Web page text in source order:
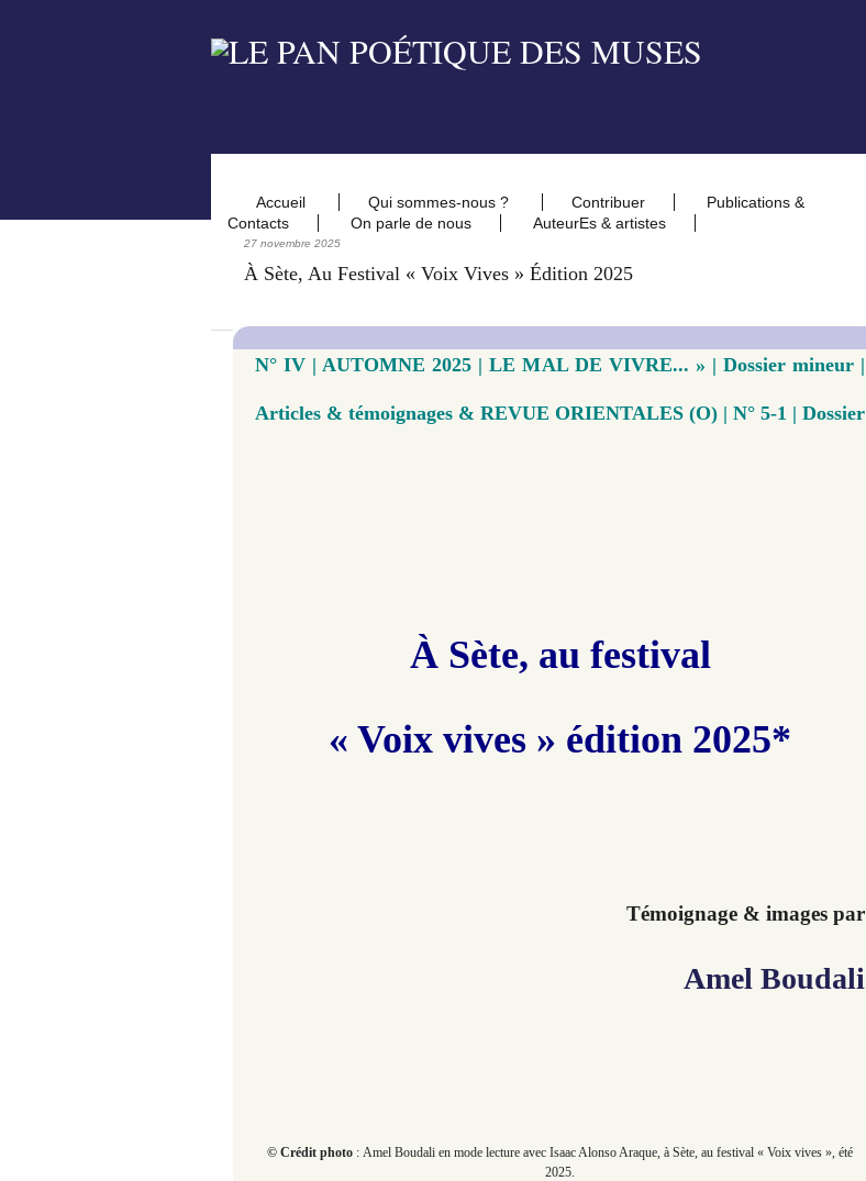
Accueil Qui sommes-nous ? Contribuer
Publications &
Contacts
On parle de nous AuteurEs & artistes
27 novembre 2025
À Sète, Au Festival « Voix Vives » Édition 2025
N° IV | AUTOMNE 2025 | LE MAL DE VIVRE... » | Dossier mineur |
Articles & témoignages & REVUE ORIENTALES (O) | N° 5-1 | Dossier
À Sète, au festival
« Voix vives » édition 2025*
Témoignage & images par
Amel Boudali
© Crédit photo : Amel Boudali en mode lecture avec Isaac Alonso Araque, à Sète, au festival « Voix vives », été
2025.